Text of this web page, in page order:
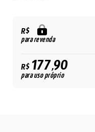
R$
para revenda
R$177,90
para uso próprio